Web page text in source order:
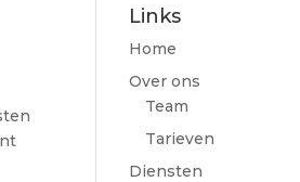
Links
Home
Over ons
Team
Tarieven
Diensten